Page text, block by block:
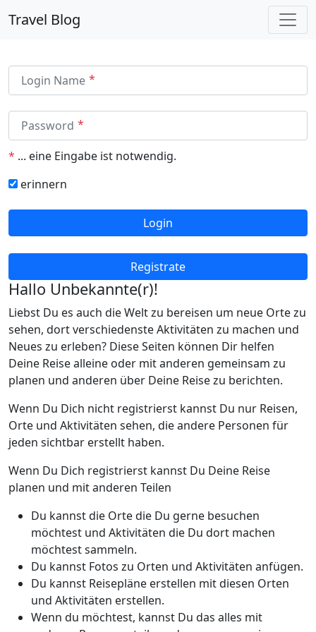
Travel Blog
Login Name
Password
* ... eine Eingabe ist notwendig.
erinnern
Login
Registrate
Hallo Unbekannte(r)!
Liebst Du es auch die Welt zu bereisen um neue Orte zu
sehen, dort verschiedenste Aktivitäten zu machen und
Neues zu erleben? Diese Seiten können Dir helfen
Deine Reise alleine oder mit anderen gemeinsam zu
planen und anderen über Deine Reise zu berichten.
Wenn Du Dich nicht registrierst kannst Du nur Reisen,
Orte und Aktivitäten sehen, die andere Personen für
jeden sichtbar erstellt haben.
Wenn Du Dich registrierst kannst Du Deine Reise
planen und mit anderen Teilen
Du kannst die Orte die Du gerne besuchen
möchtest und Aktivitäten die Du dort machen
möchtest sammeln.
Du kannst Fotos zu Orten und Aktivitäten anfügen.
Du kannst Reisepläne erstellen mit diesen Orten
und Aktivitäten erstellen.
Wenn du möchtest, kannst Du das alles mit